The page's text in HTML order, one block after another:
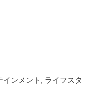
インメント, ライフスタ